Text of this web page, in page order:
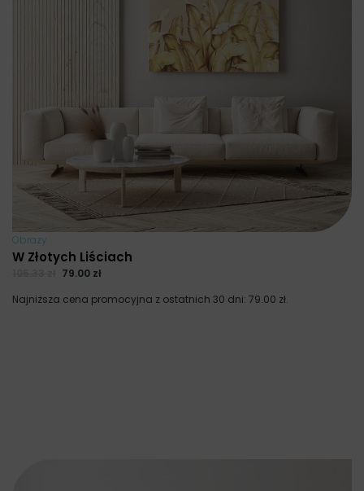
Obrazy
W Złotych Liściach
79.00 zł
Najniższa cena promocyjna z ostatnich 30 dni: 79.00 zł.